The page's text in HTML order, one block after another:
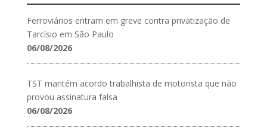
Ferroviários entram em greve contra privatização de
Tarcísio em São Paulo
06/08/2026
TST mantém acordo trabalhista de motorista que não
provou assinatura falsa
06/08/2026